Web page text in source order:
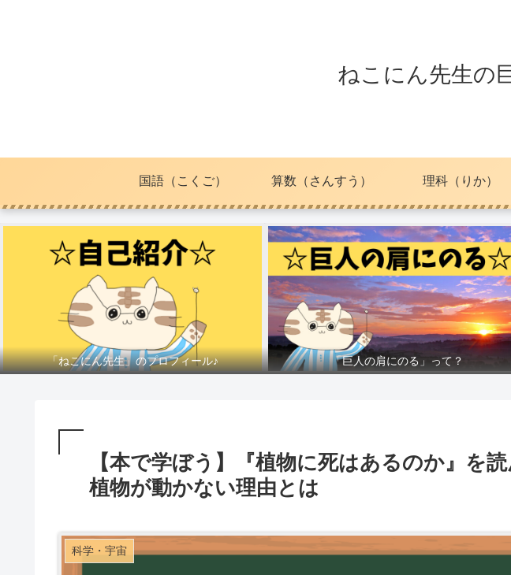
ねこにん先生の
国語（こくご） 算数（さんすう） 理科（りか）
「ねこにん先生」のプロフィール♪ 「巨人の肩にのる」って？
【本で学ぼう】『植物に死はあるのか』を読
植物が動かない理由とは
科学・宇宙